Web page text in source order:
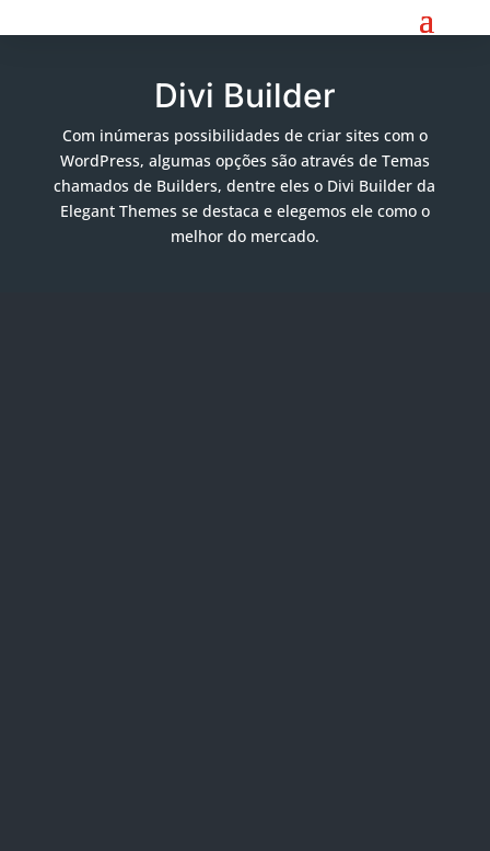
Divi Builder
Com inúmeras possibilidades de criar sites com o
WordPress, algumas opções são através de Temas
chamados de Builders, dentre eles o Divi Builder da
Elegant Themes se destaca e elegemos ele como o
melhor do mercado.